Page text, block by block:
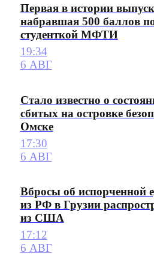
Первая в истории
набравшая 500 баллов
студенткой МФТИ
19:34
6 АВГ
Стало известно о
сбитых на островке
Омске
17:30
6 АВГ
Вбросы об испорченной
из РФ в Грузии
из США
17:12
6 АВГ